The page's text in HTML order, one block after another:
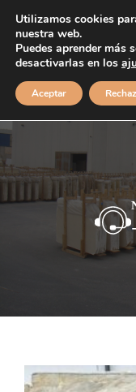
contenido
Utilizamos cookies
nuestra web.
Puedes aprender más
desactivarlas en los
Aceptar